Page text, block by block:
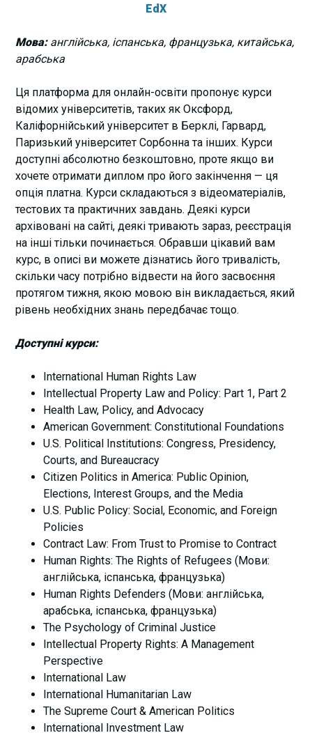
EdX
Мова:англійська, іспанська, французька, китайська,
арабська
Ця платформа для онлайн-освіти пропонує курси
відомих університетів, таких як Оксфорд,
Каліфорнійський університет в Берклі, Гарвард,
Паризький університет Сорбонна та інших. Курси
доступні абсолютно безкоштовно, проте якщо ви
хочете отримати диплом про його закінчення — ця
опція платна. Курси складаються з відеоматеріалів,
тестових та практичних завдань. Деякі курси
архівовані на сайті, деякі тривають зараз, реєстрація
на інші тільки починається. Обравши цікавий вам
курс, в описі ви можете дізнатись його тривалість,
скільки часу потрібно відвести на його засвоєння
протягом тижня, якою мовою він викладається, який
рівень необхідних знань передбачає тощо.
Доступні курси:
International Human Rights Law
Intellectual Property Law and Policy: Part 1, Part 2
Health Law, Policy, and Advocacy
American Government: Constitutional Foundations
U.S. Political Institutions: Congress, Presidency,
Courts, and Bureaucracy
Citizen Politics in America: Public Opinion,
Elections, Interest Groups, and the Media
U.S. Public Policy: Social, Economic, and Foreign
Policies
Contract Law: From Trust to Promise to Contract
Human Rights: The Rights of Refugees (Мови:
англійська, іспанська, французька)
Human Rights Defenders (Мови: англійська,
арабська, іспанська, французька)
The Psychology of Criminal Justice
Intellectual Property Rights: A Management
Perspective
International Law
International Humanitarian Law
The Supreme Court & American Politics
International Investment Law